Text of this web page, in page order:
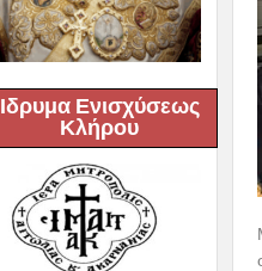
Ιδρυμα Ενισχύσεως
Κλήρου